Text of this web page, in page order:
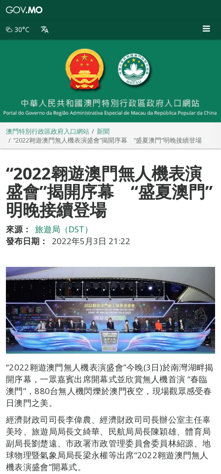
別
30°C
澳門特別行政區政府入口網站
新聞
“2022翱遊澳門無人機表演盛會”揭開序幕 “盛夏澳門”明晚接續登場
“2022翱遊澳門無人機表演
盛會”揭開序幕 “盛夏澳門”
明晚接續登場
來源：
旅遊局（DST）
發布日期：
2022年5月3日 21:22
“2022翱遊澳門無人機表演盛會”今晚(3日)於南灣湖畔揭
開序幕，一眾嘉賓出席開幕式並欣賞無人機首演 “春臨
澳門”，880台無人機閃爍於澳門夜空，現場觀眾感受春
日澳門之美。
經濟財政司司長李偉農、經濟財政司司長辦公室主任辜
美玲、旅遊局局長文綺華、民航局局長陳穎雄、體育局
副局長劉楚遠、市政署市政管理委員會委員林紹源、地
球物理暨氣象局局長梁永權等出席“2022翱遊澳門無人
機表演盛會”開幕式。